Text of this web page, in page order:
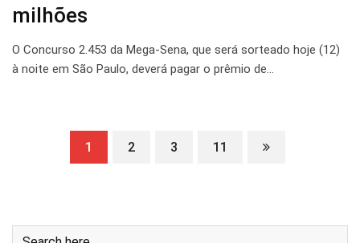
milhões
O Concurso 2.453 da Mega-Sena, que será sorteado hoje (12)
à noite em São Paulo, deverá pagar o prêmio de…
1 2 3 11